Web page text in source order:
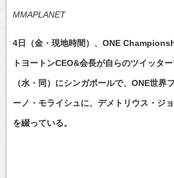
MMAPLANET
4日（金・現地時間）、ONE
トヨートンCEO&会長が自らのツイッタ
（水・同）にシンガポールで、ONE世界
ーノ・モライシュに、デメトリウス・ジ
を綴っている。